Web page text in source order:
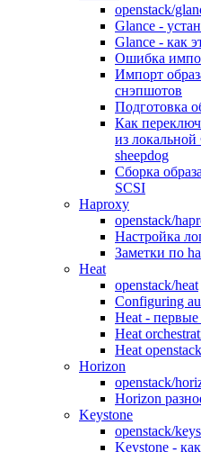
openstack/
Glance -
Glance - как
Ошибка
Импорт
снэпшотов
Подготовка
Как
из
sheepdog
Сборка
SCSI
Haproxy
openstack/
Настройка
Заметки по
Heat
openstack/heat
Configuring
Heat -
Heat
Heat
Horizon
openstack/
Horizon
Keystone
openstack/
Keystone -